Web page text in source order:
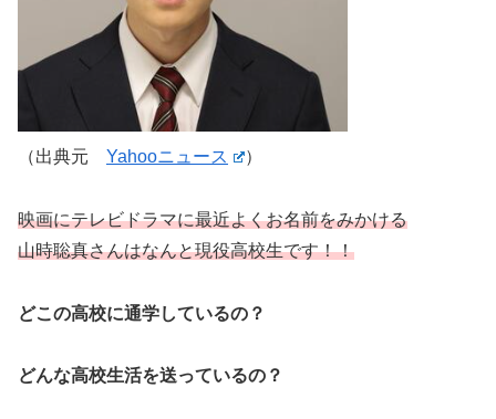
（出典元 Yahooニュース ）
映画にテレビドラマに最近よくお名前をみかける
山時聡真さんはなんと現役高校生です！！
どこの高校に通学しているの？
どんな高校生活を送っているの？